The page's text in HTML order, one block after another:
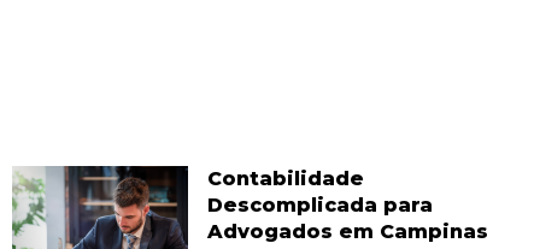
Contabilidade
Descomplicada para
Advogados em Campinas